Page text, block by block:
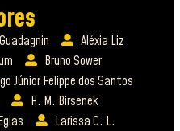
Aléxia Liz
Bruno Sower
Júnior Felippe dos Santos
H. M. Birsenek
Larissa C. L.